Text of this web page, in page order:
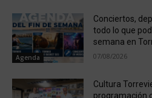
Agenda
Conciertos,
todo lo que
semana en
07/08/2026
Cultura
programación